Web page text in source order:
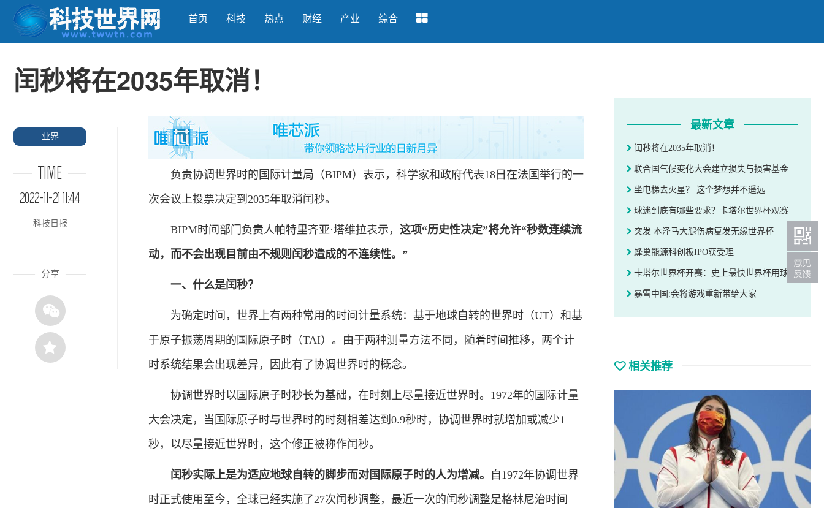
首页 科技 热点 财经 产业 综合
闰秒将在2035年取消！
业界
TIME
2022-11-21 11:44
科技日报
分享
负责协调世界时的国际计量局（BIPM）表示，科学家和政府代表18日在法国举行的一
次会议上投票决定到2035年取消闰秒。
BIPM时间部门负责人帕特里齐亚·塔维拉表示， 这项“历史性决定”将允许“秒数连续流
动，而不会出现目前由不规则闰秒造成的不连续性。”
一、什么是闰秒？
为确定时间，世界上有两种常用的时间计量系统：基于地球自转的世界时（UT）和基
于原子振荡周期的国际原子时（TAI）。由于两种测量方法不同，随着时间推移，两个计
时系统结果会出现差异，因此有了协调世界时的概念。
协调世界时以国际原子时秒长为基础，在时刻上尽量接近世界时。1972年的国际计量
大会决定，当国际原子时与世界时的时刻相差达到0.9秒时，协调世界时就增加或减少1
秒，以尽量接近世界时，这个修正被称作闰秒。
闰秒实际上是为适应地球自转的脚步而对国际原子时的人为增减。
自1972年协调世界
时正式使用至今，全球已经实施了27次闰秒调整，最近一次的闰秒调整是格林尼治时间
最新文章
闰秒将在2035年取消！
联合国气候变化大会建立损失与损害基金
坐电梯去火星？ 这个梦想并不遥远
球迷到底有哪些要求？卡塔尔世界杯观赛电视推荐
突发 本泽马大腿伤病复发无缘世界杯
蜂巢能源科创板IPO获受理
卡塔尔世界杯开赛：史上最快世界杯用球暗藏玄机
暴雪中国:会将游戏重新带给大家
相关推荐